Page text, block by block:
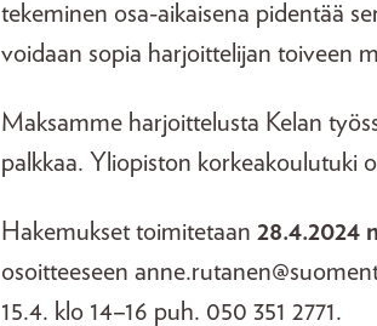
tekeminen osa-aikaisena pidentää
voidaan sopia harjoittelijan toiveen
Maksamme harjoittelusta Kelan
palkkaa. Yliopiston korkeakoulutuki
Hakemukset toimitetaan 28.4.2024
osoitteeseen
15.4. klo 14–16 puh. 050 351 2771.